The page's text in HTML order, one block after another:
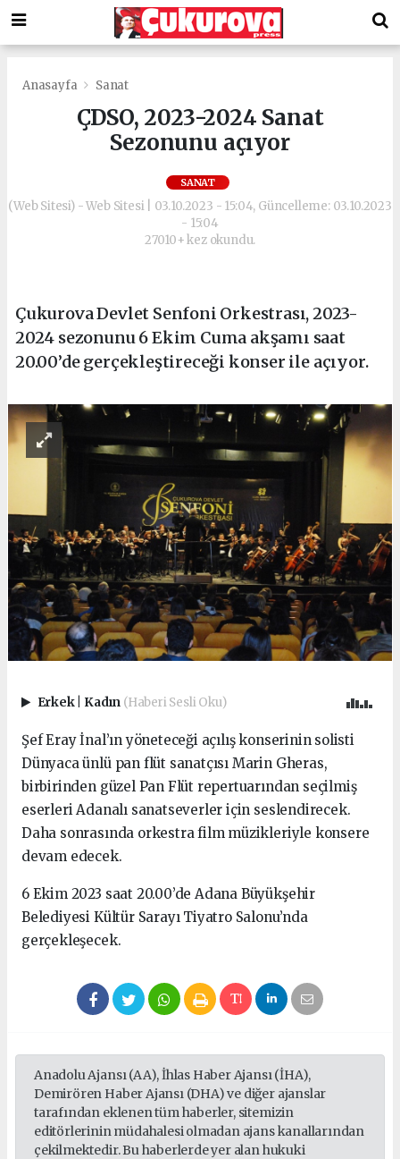
Anasayfa Sanat
ÇDSO, 2023-2024 Sanat
Sezonunu açıyor
SANAT
(Web Sitesi) - Web Sitesi | 03.10.2023 - 15:04, Güncelleme: 03.10.2023
- 15:04
27010+ kez okundu.
Çukurova Devlet Senfoni Orkestrası, 2023-
2024 sezonunu 6 Ekim Cuma akşamı saat
20.00’de gerçekleştireceği konser ile açıyor.
Erkek Kadın (Haberi Sesli Oku)
Şef Eray İnal’ın yöneteceği açılış konserinin solisti
Dünyaca ünlü pan flüt sanatçısı Marin Gheras,
birbirinden güzel Pan Flüt repertuarından seçilmiş
eserleri Adanalı sanatseverler için seslendirecek.
Daha sonrasında orkestra film müzikleriyle konsere
devam edecek.
6 Ekim 2023 saat 20.00’de Adana Büyükşehir
Belediyesi Kültür Sarayı Tiyatro Salonu’nda
gerçekleşecek.
Anadolu Ajansı (AA), İhlas Haber Ajansı (İHA),
Demirören Haber Ajansı (DHA) ve diğer ajanslar
tarafından eklenen tüm haberler, sitemizin
editörlerinin müdahalesi olmadan ajans kanallarından
çekilmektedir. Bu haberlerde yer alan hukuki